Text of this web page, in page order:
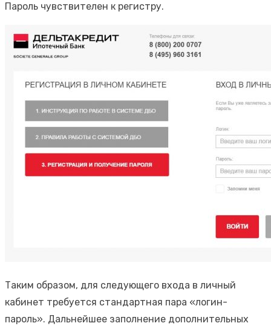
Пароль чувствителен к регистру.
Таким образом, для следующего входа в личный
кабинет требуется стандартная пара «логин-
пароль». Дальнейшее заполнение дополнительных